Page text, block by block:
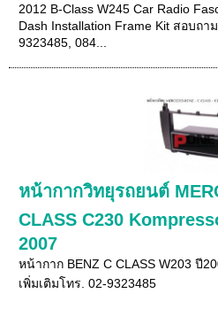
2012 B-Class W245 Car Radio
Dash Installation Frame Kit สอบถา
9323485, 084...
หน้ากากวิทยุรถยนต์
CLASS C230
2007
หน้ากาก BENZ C CLASS W203 ปี
เพิ่มเติมโทร. 02-9323485